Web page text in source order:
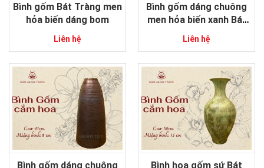
Bình gốm Bát Tràng men
hỏa biến dáng bom
Liên hệ
Bình gốm dáng chuông
men hỏa biến xanh Bát
Liên hệ
Bình gốm dáng chuông
Bình hoa gốm sứ Bát